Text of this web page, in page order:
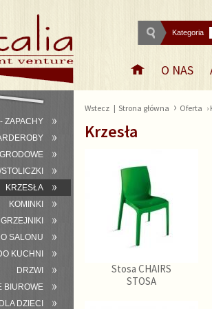
Kategoria
O NAS
ZAPACHY
KRZESŁA
KOMINKI
GRZEJNIKI
SALONU
KUCHNI
DRZWI
BIUROWE
DZIECI
Wstecz | Strona główna › Oferta
Krzesła
Stosa CHAIRS
STOSA